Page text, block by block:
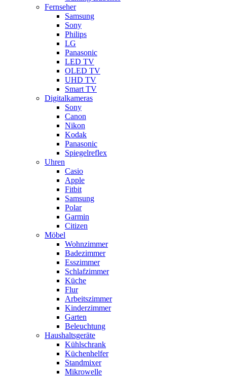
Fernseher
Samsung
Sony
Philips
LG
Panasonic
LED TV
OLED TV
UHD TV
Smart TV
Digitalkameras
Sony
Canon
Nikon
Kodak
Panasonic
Spiegelreflex
Uhren
Casio
Apple
Fitbit
Samsung
Polar
Garmin
Citizen
Möbel
Wohnzimmer
Badezimmer
Esszimmer
Schlafzimmer
Küche
Flur
Arbeitszimmer
Kinderzimmer
Garten
Beleuchtung
Haushaltsgeräte
Kühlschrank
Küchenhelfer
Standmixer
Mikrowelle